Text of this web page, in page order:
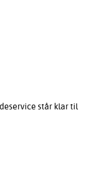
står klar til